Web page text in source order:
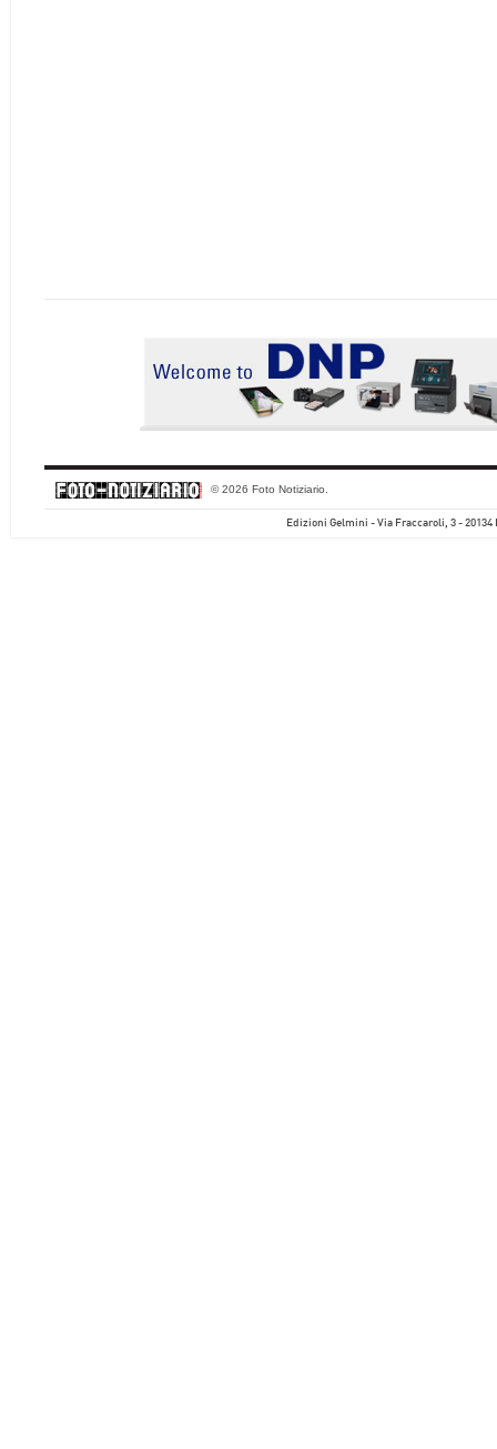
© 2026 Foto Notiziario.
Edizioni Gelmini - Via Fraccaroli, 3 - 20134